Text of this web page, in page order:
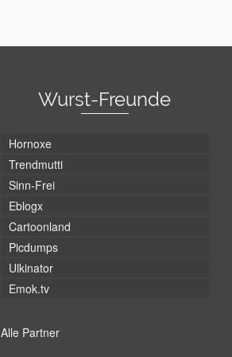
Wurst-Freunde
Hornoxe
Trendmutti
Sinn-Frei
Eblogx
Cartoonland
Picdumps
Ulkinator
Emok.tv
Alle Partner